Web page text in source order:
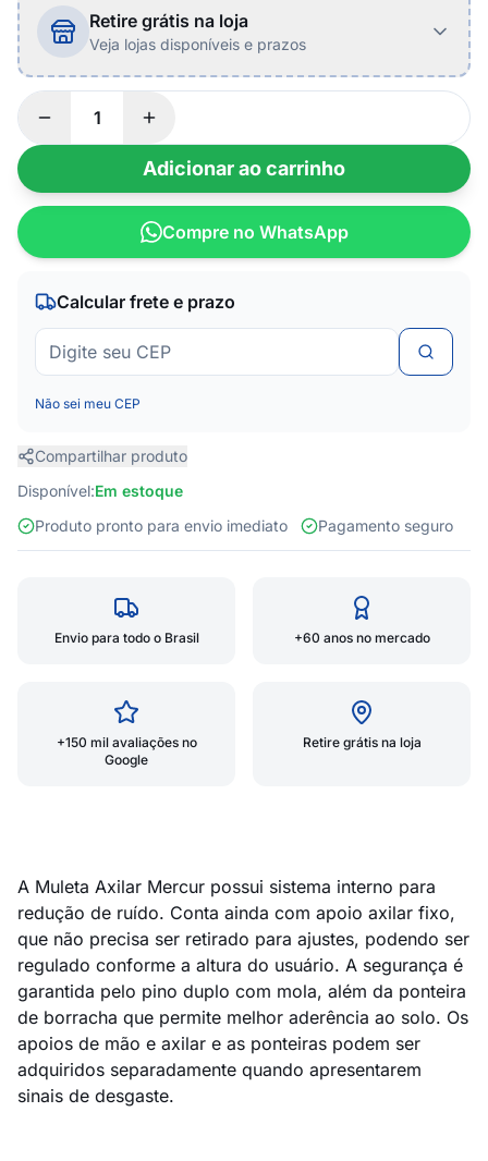
Retire grátis na loja
Veja lojas disponíveis e prazos
Adicionar ao carrinho
Compre no WhatsApp
Calcular frete e prazo
Não sei meu CEP
Compartilhar produto
Disponível:Em estoque
Produto pronto para envio imediato
Pagamento seguro
Envio para todo o Brasil +60 anos no mercado
+150 mil avaliações no
Google
Retire grátis na loja
A Muleta Axilar Mercur possui sistema interno para
redução de ruído. Conta ainda com apoio axilar fixo,
que não precisa ser retirado para ajustes, podendo ser
regulado conforme a altura do usuário. A segurança é
garantida pelo pino duplo com mola, além da ponteira
de borracha que permite melhor aderência ao solo. Os
apoios de mão e axilar e as ponteiras podem ser
adquiridos separadamente quando apresentarem
sinais de desgaste.